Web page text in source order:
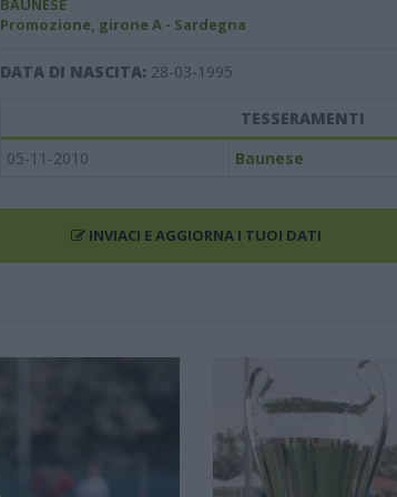
BAUNESE
Promozione, girone A - Sardegna
DATA DI NASCITA: 28-03-1995
TESSERAMENTI
05-11-2010
Baunese
INVIACI E AGGIORNA I TUOI DATI